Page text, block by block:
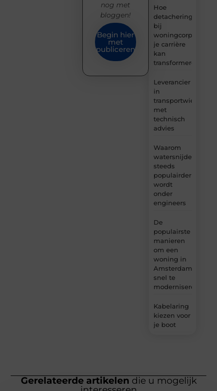
Hoe
detachering
bij
woningcorporaties
je carrière
kan
transformeren
Leverancier
in
transportwielen
met
technisch
advies
Waarom
watersnijden
steeds
populairder
wordt
onder
engineers
De
populairste
manieren
om een
woning in
Amsterdam
snel te
moderniseren
Kabelaring
kiezen voor
je boot
nog met
bloggen!
Begin hier
met
publiceren
Gerelateerde artikelen die u mogelijk